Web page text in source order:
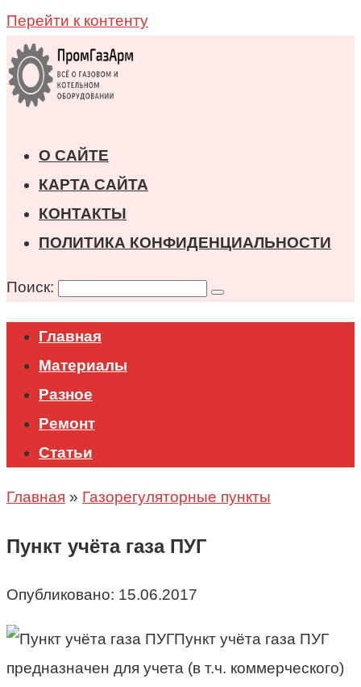
Перейти к контенту
О САЙТЕ
КАРТА САЙТА
КОНТАКТЫ
ПОЛИТИКА КОНФИДЕНЦИАЛЬНОСТИ
Поиск:
Главная
Материалы
Разное
Ремонт
Статьи
Главная » Газорегуляторные пункты
Пункт учёта газа ПУГ
Опубликовано: 15.06.2017
Пункт учёта газа ПУГ
предназначен для учета (в т.ч. коммерческого)